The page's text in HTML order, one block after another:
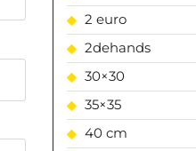
2 euro
2dehands
30×30
35×35
40 cm